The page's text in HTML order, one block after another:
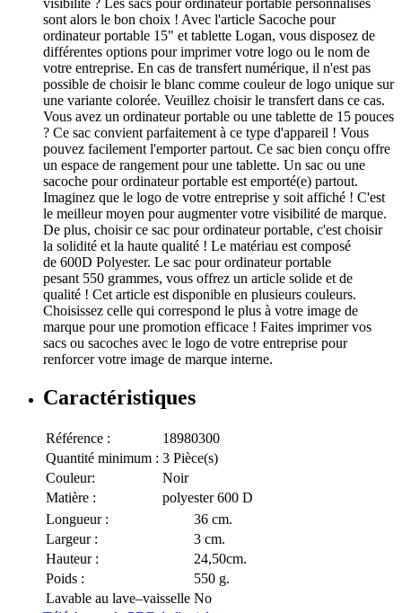
visibilité ? Les sacs pour ordinateur portable personnalisés
sont alors le bon choix ! Avec l'article Sacoche pour
ordinateur portable 15" et tablette Logan, vous disposez de
différentes options pour imprimer votre logo ou le nom de
votre entreprise. En cas de transfert numérique, il n'est pas
possible de choisir le blanc comme couleur de logo unique sur
une variante colorée. Veuillez choisir le transfert dans ce cas.
Vous avez un ordinateur portable ou une tablette de 15 pouces
? Ce sac convient parfaitement à ce type d'appareil ! Vous
pouvez facilement l'emporter partout. Ce sac bien conçu offre
un espace de rangement pour une tablette. Un sac ou une
sacoche pour ordinateur portable est emporté(e) partout.
Imaginez que le logo de votre entreprise y soit affiché ! C'est
le meilleur moyen pour augmenter votre visibilité de marque.
De plus, choisir ce sac pour ordinateur portable, c'est choisir
la solidité et la haute qualité ! Le matériau est composé
de 600D Polyester. Le sac pour ordinateur portable
pesant 550 grammes, vous offrez un article solide et de
qualité ! Cet article est disponible en plusieurs couleurs.
Choisissez celle qui correspond le plus à votre image de
marque pour une promotion efficace ! Faites imprimer vos
sacs ou sacoches avec le logo de votre entreprise pour
renforcer votre image de marque interne.
Caractéristiques
Référence :
18980300
Quantité minimum : 3 Pièce(s)
Couleur:
Noir
Matière :
polyester 600 D
Longueur :
36 cm.
Largeur :
3 cm.
Hauteur :
24,50cm.
Poids :
550 g.
Lavable au lave–vaisselle No